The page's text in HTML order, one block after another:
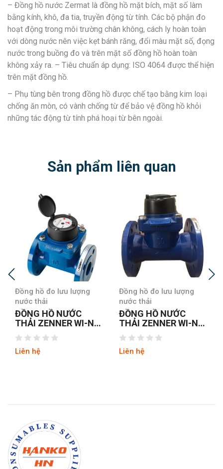
– Đồng hồ nước Zermat là đồng hồ mặt bích, mặt số làm
bằng kính, khô, đa tia, truyền động từ tính. Các bộ phận đo
hoạt động trong môi trường chân không, cách ly hoàn toàn
với dòng nước nên việc kẹt bánh răng, đổi màu mặt số, đọng
nước trong buồng đo và trên mặt số đồng hồ hoàn toàn
không xảy ra. – Tiêu chuẩn áp dụng: ISO 4064 được thể hiện
trên mặt đồng hồ.
– Phụ tùng bên trong đồng hồ được chế tạo bằng kim loại
chống ăn mòn, có vành chống từ để bảo vệ đồng hồ khỏi
những tác động từ tính phá hoại từ bên ngoài.
Sản phẩm liên quan
Đồng hồ đo lưu lượng
nước thải
ĐỒNG HỒ NƯỚC
THẢI ZENNER WI-N
DN100
Liên hệ
Đồng hồ đo lưu lượng
nước thải
ĐỒNG HỒ NƯỚC
THẢI ZENNER WI-N
DN150
Liên hệ